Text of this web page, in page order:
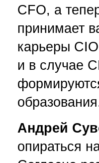
CFO, а
принимает
карьеры
и в случае
Андрей
опираться